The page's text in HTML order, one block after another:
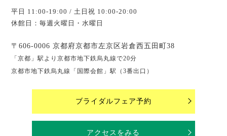
平日 11:00-19:00 / 土日祝 10:00-20:00
休館日：毎週火曜日・水曜日
〒606-0006 京都府京都市左京区岩倉西五田町38
「京都」駅より京都市地下鉄烏丸線で20分
京都市地下鉄烏丸線「国際会館」駅（3番出口）
ブライダルフェア予約
アクセスをみる